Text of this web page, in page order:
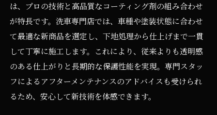
費用対効果で選ぶカーコーティング新商品
の選択法
郡山の洗車専門店で受けたい施工ポイント
解説
カーコーティングで後悔しないための選び
は、プロの技術と高品質なコーティング剤の組み合わせ
が特長です。洗車専門店では、車種や塗装状態に合わせ
て最適な新商品を選定し、下地処理から仕上げまで一貫
して丁寧に施工します。これにより、従来よりも透明感
のある仕上がりと長期的な保護性能を実現。専門スタッ
フによるアフターメンテナンスのアドバイスも受けられ
るため、安心して新技術を体感できます。